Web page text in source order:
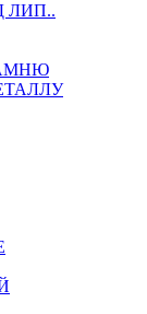
ЛИП..